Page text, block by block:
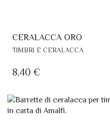
CERALACCA ORO
TIMBRI E CERALACCA
8,40 €